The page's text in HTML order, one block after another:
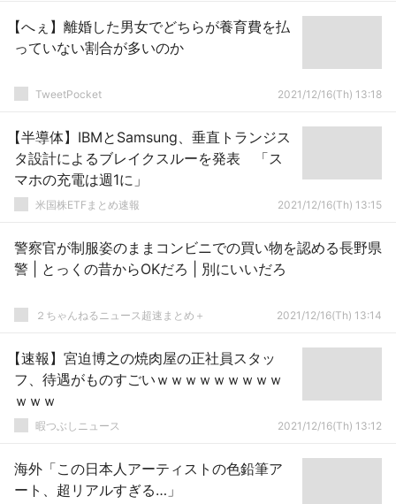
【へぇ】離婚した男女でどちらが養育費を払
っていない割合が多いのか
TweetPocket 2021/12/16(Th) 13:18
【半導体】IBMとSamsung、垂直トランジス
タ設計によるブレイクスルーを発表 「ス
マホの充電は週1に」
米国株ETFまとめ速報 2021/12/16(Th) 13:15
警察官が制服姿のままコンビニでの買い物を認める長野県
警 | とっくの昔からOKだろ | 別にいいだろ
２ちゃんねるニュース超速まとめ＋ 2021/12/16(Th) 13:14
【速報】宮迫博之の焼肉屋の正社員スタッ
フ、待遇がものすごいｗｗｗｗｗｗｗｗｗ
ｗｗｗ
暇つぶしニュース 2021/12/16(Th) 13:12
海外「この日本人アーティストの色鉛筆ア
ート、超リアルすぎる…」